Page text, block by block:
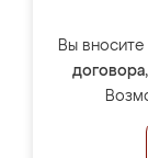
Вы
договора